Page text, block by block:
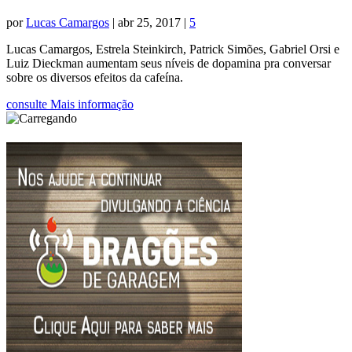
porLucas Camargos | abr 25, 2017 | 5
Lucas Camargos, Estrela Steinkirch, Patrick Simões, Gabriel Orsi e
Luiz Dieckman aumentam seus níveis de dopamina pra conversar
sobre os diversos efeitos da cafeína.
consulte Mais informação